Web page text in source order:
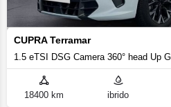
CUPRA Terramar
1.5 eTSI DSG Camera 360° head Up
18400 km ibrido